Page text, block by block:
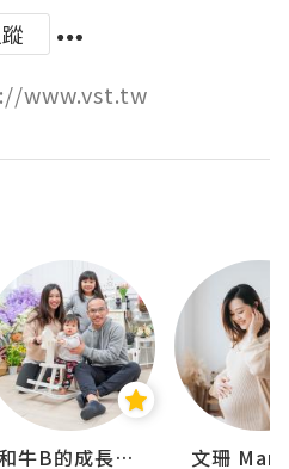
www.vst.tw
和牛B的成長日記 文珊